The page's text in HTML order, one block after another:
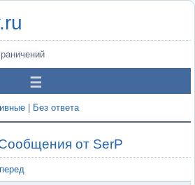
Без ответа
от SerP